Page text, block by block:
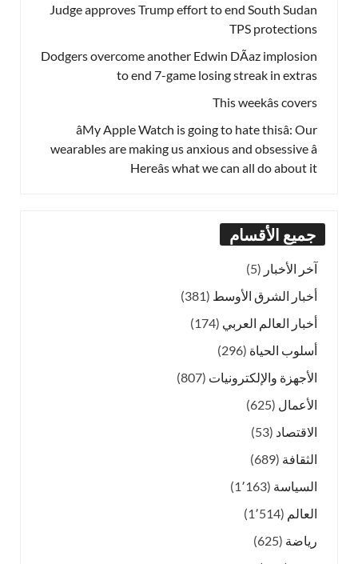
Judge approves Trump effort to end South Sudan
TPS protections
Dodgers overcome another Edwin DÃ­az implosion
to end 7-game losing streak in extras
This weekâs covers
âMy Apple Watch is going to hate thisâ: Our
wearables are making us anxious and obsessive â
Hereâs what we can all do about it
جميع الأقسام
آخر الأخبار (5)
أخبار الشرق الأوسط (381)
أخبار العالم العربي (174)
أسلوب الحياة (296)
الأجهزة والإلكترونيات (807)
الأعمال (625)
الاقتصاد (53)
الثقافة (689)
السياسة (1٬163)
العالم (1٬514)
رياضة (625)